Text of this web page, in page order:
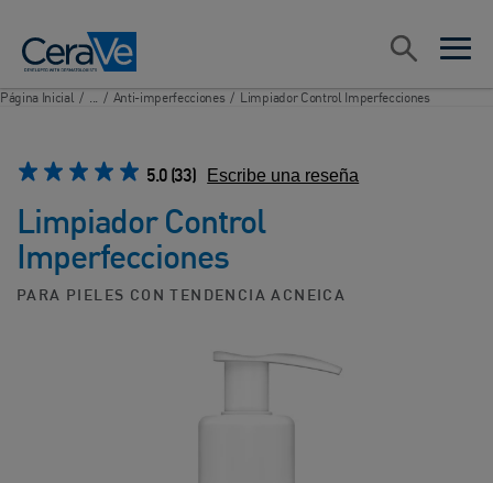
open
open
Search
Página Inicial / ... / Anti-imperfecciones / Limpiador Control Imperfecciones
5.0 (33) Escribe una reseña
Limpiador Control
Imperfecciones
PARA PIELES CON TENDENCIA ACNEICA